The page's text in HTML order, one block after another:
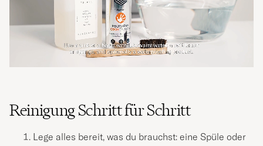
Reinigung Schritt für Schritt
Lege alles bereit, was du brauchst: eine Spüle oder